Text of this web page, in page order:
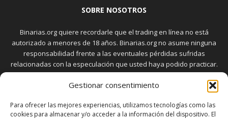
Gestionar consentimiento
Para ofrecer las mejores experiencias, utilizamos tecnologías como las
cookies para almacenar y/o acceder a la información del dispositivo. El
SOBRE NOSOTROS
Binarias.org quiere recordarle que el trading en línea no está
autorizado a menores de 18 años. Binarias.org no asume ninguna
responsabilidad frente a las eventuales pérdidas sufridas
relacionadas con la especulación que usted haya podido practicar.
El trading en el mercado de opciones binarias implica riesgos
elevados. Usted debe conocer y aceptar estos riesgos, que
transacciones bursátiles.